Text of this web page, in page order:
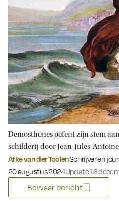
Demosthenes oefent zijn stem
schilderij door Jean-Jules-
Afke van der ToolenSchrijver en
Gepubliceerd op:
20 augustus 2024Update 16
Bewaar bericht